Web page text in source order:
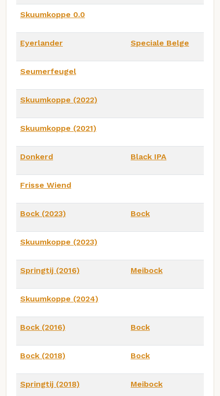
Skuumkoppe 0.0
Eyerlander Speciale Belge
Seumerfeugel
Skuumkoppe (2022)
Skuumkoppe (2021)
Donkerd Black IPA
Frisse Wiend
Bock (2023) Bock
Skuumkoppe (2023)
Springtij (2016) Meibock
Skuumkoppe (2024)
Bock (2016) Bock
Bock (2018) Bock
Springtij (2018) Meibock